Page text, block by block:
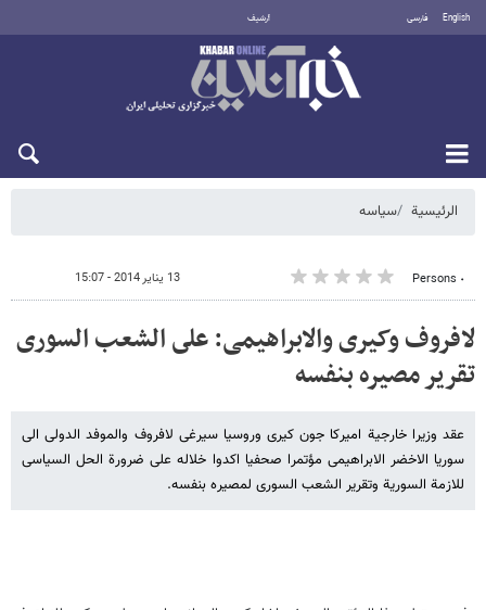
English فارسی أرشيف
الرئيسية سیاسه
٠ Persons 13 يناير 2014 - 15:07
لافروف وکیری والابراهیمی: على الشعب السوری
تقریر مصیره بنفسه
عقد وزیرا خارجیة امیرکا جون کیری وروسیا سیرغی لافروف والموفد الدولی الى
سوریا الاخضر الابراهیمی مؤتمرا صحفیا اکدوا خلاله على ضرورة الحل السیاسی
للازمة السوریة وتقریر الشعب السوری لمصیره بنفسه.